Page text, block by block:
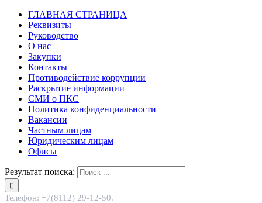
ГЛАВНАЯ СТРАНИЦА
Реквизиты
Руководство
О нас
Закупки
Контакты
Противодействие коррупции
Раскрытие информации
СМИ о ПКС
Политика конфиденциальности
Вакансии
Частным лицам
Юридическим лицам
Офисы
Результат поиска:
Телефон: +7(8112) 29-12-50.